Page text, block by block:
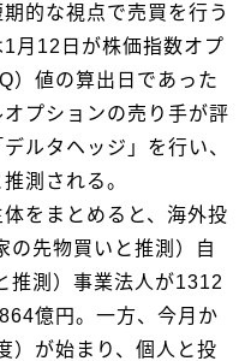
的な視点で売買を行う
月12日が株価指数オプ
）値の算出日であった
プションの売り手が評
ルタヘッジ」を行い、
測される。
をまとめると、海外投
の先物買いと推測）自
推測）事業法人が1312
億円。一方、今月か
）が始まり、個人と投